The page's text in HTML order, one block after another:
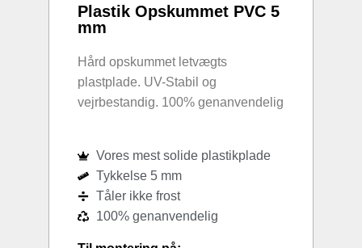
Plastik Opskummet PVC 5
mm
Hård opskummet letvægts
plastplade. UV-Stabil og
vejrbestandig. 100% genanvendelig
Vores mest solide plastikplade
Tykkelse 5 mm
Tåler ikke frost
100% genanvendelig